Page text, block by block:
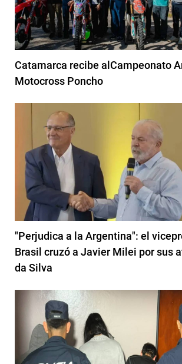
Catamarca recibe alCampeonato
Motocross Poncho
"Perjudica a la Argentina": el
Brasil cruzó a Javier Milei por sus
da Silva